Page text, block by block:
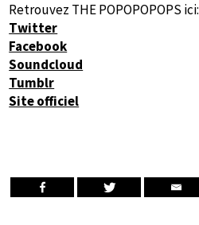
Retrouvez THE POPOPOPOPS ici:
Twitter
Facebook
Soundcloud
Tumblr
Site officiel